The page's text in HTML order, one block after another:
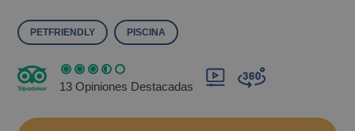
PETFRIENDLY PISCINA
13 Opiniones Destacadas